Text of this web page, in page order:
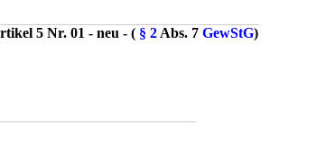
5 Nr. 01 - neu - ( § 2Abs. 7 GewStG)